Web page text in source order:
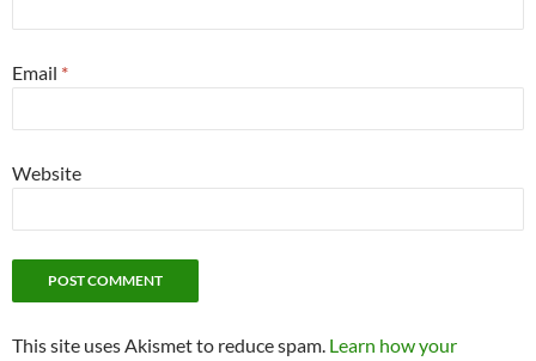
Email *
Website
This site uses Akismet to reduce spam. Learn how your